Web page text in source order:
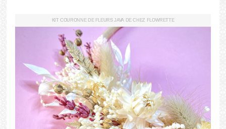
KIT COURONNE DE FLEURS JAVA DE CHEZ FLOWRETTE